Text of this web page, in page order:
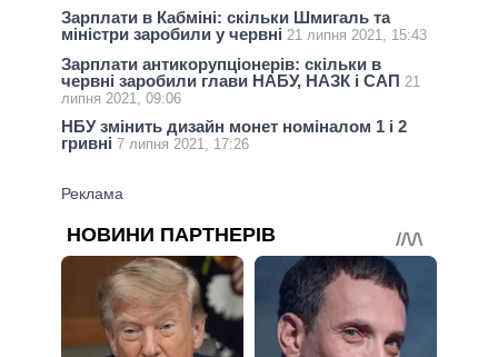
Зарплати в Кабміні: скільки Шмигаль та
міністри заробили у червні 21 липня 2021, 15:43
Зарплати антикорупціонерів: скільки в
червні заробили глави НАБУ, НАЗК і САП 21
липня 2021, 09:06
НБУ змінить дизайн монет номіналом 1 і 2
гривні 7 липня 2021, 17:26